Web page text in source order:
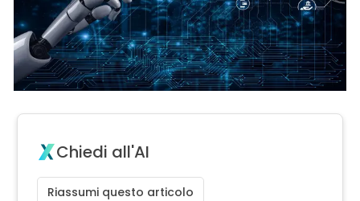
Chiedi all'AI
Riassumi questo articolo